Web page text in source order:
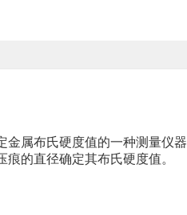
金属布氏硬度值的一种测量仪
痕的直径确定其布氏硬度值。